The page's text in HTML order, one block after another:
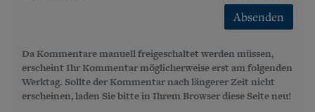
Absenden
Da Kommentare manuell freigeschaltet werden müssen,
erscheint Ihr Kommentar möglicherweise erst am folgenden
Werktag. Sollte der Kommentar nach längerer Zeit nicht
erscheinen, laden Sie bitte in Ihrem Browser diese Seite neu!